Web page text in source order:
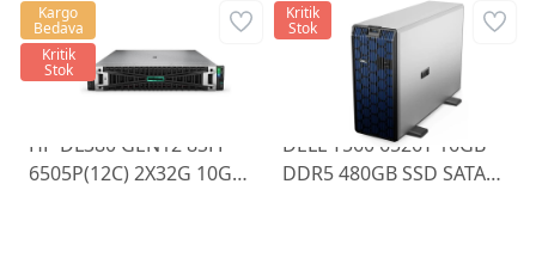
HP DL380 GEN12 8SFF
6505P(12C) 2X32G 10GB
Kargo
Bedava
Kritik
Stok
DELL T560 6526Y 16GB
DDR5 480GB SSD SATA
Kritik
Stok